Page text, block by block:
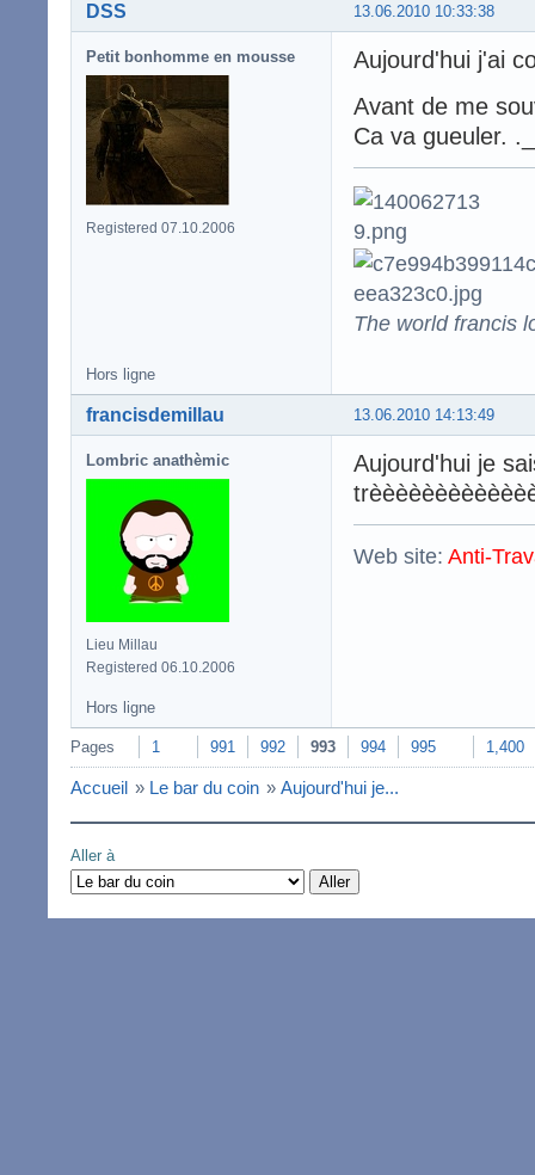
13.06.2010 10:33:38
DSS
Petit bonhomme en mousse
Registered 07.10.2006
Aujourd'hui j'ai
Avant de me
Ca va gueuler.
The world francis
Hors ligne
13.06.2010 14:13:49
francisdemillau
Lombric anathèmic
Lieu Millau
Registered 06.10.2006
Aujourd'hui je
Web site: Anti-
Hors ligne
Pages 1 991 992 993 994 995 1,400
Accueil » Le bar du coin » Aujourd'hui je...
Aller à